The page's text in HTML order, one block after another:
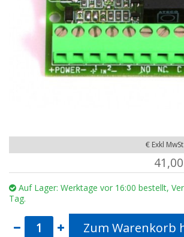
€ Exkl MwSt
41,00
Auf Lager: Werktage vor 16:00 bestellt,
Tag.
Zum Warenkorb